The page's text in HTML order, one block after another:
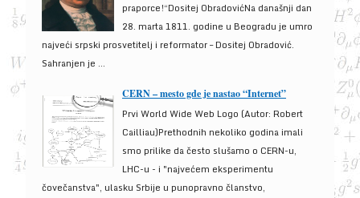
praporce!“Dositej ObradovićNa današnji dan
28. marta 1811. godine u Beogradu je umro
najveći srpski prosvetitelj i reformator – Dositej Obradović.
Sahranjen je ...
CERN – mesto gde je nastao “Internet”
Prvi World Wide Web Logo (Autor: Robert
Cailliau)Prethodnih nekoliko godina imali
smo prilike da često slušamo o CERN-u,
LHC-u - i "najvećem eksperimentu
čovečanstva", ulasku Srbije u punopravno članstvo,